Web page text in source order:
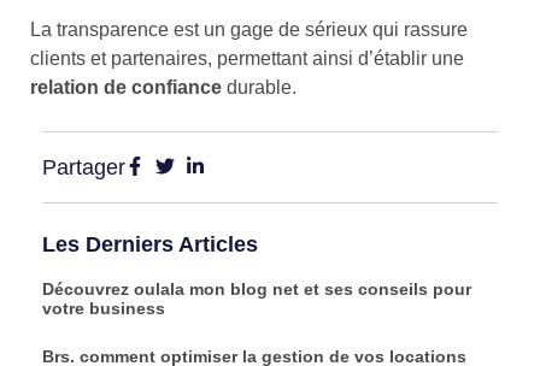
La transparence est un gage de sérieux qui rassure
clients et partenaires, permettant ainsi d’établir une
relation de confiance durable.
Partager
Les Derniers Articles
Découvrez oulala mon blog net et ses conseils pour
votre business
Brs. comment optimiser la gestion de vos locations